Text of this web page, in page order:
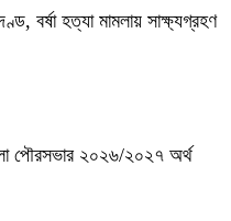
বর্ষা হত্যা মামলায় সাক্ষ্যগ্রহণ
পৌরসভার ২০২৬/২০২৭ অর্থ